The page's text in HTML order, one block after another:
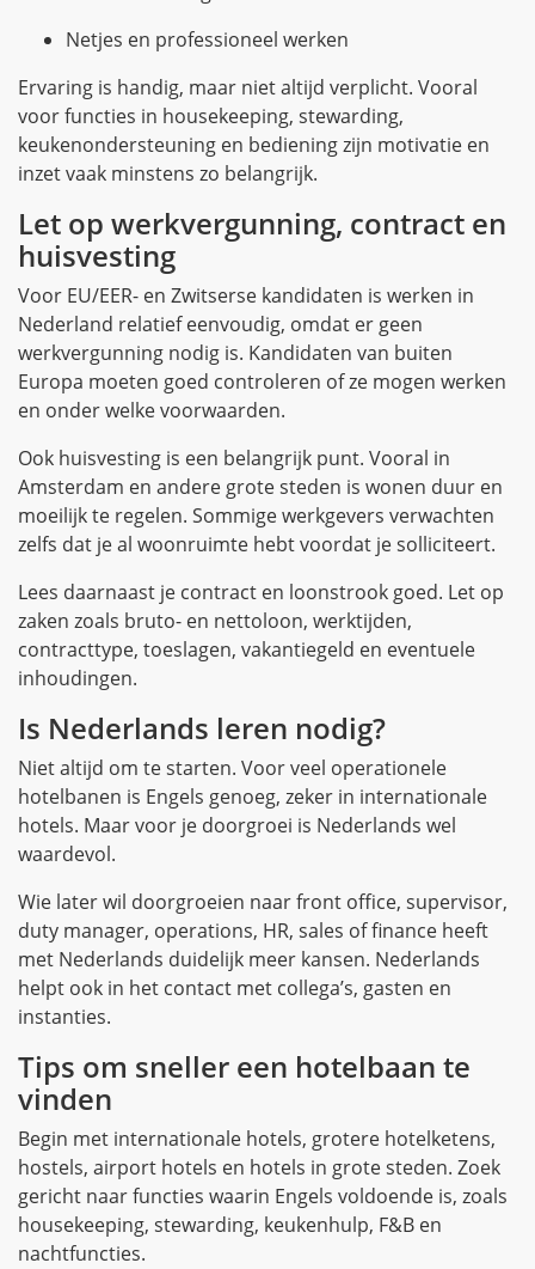
Netjes en professioneel werken
Ervaring is handig, maar niet altijd verplicht. Vooral
voor functies in housekeeping, stewarding,
keukenondersteuning en bediening zijn motivatie en
inzet vaak minstens zo belangrijk.
Let op werkvergunning, contract en
huisvesting
Voor EU/EER- en Zwitserse kandidaten is werken in
Nederland relatief eenvoudig, omdat er geen
werkvergunning nodig is. Kandidaten van buiten
Europa moeten goed controleren of ze mogen werken
en onder welke voorwaarden.
Ook huisvesting is een belangrijk punt. Vooral in
Amsterdam en andere grote steden is wonen duur en
moeilijk te regelen. Sommige werkgevers verwachten
zelfs dat je al woonruimte hebt voordat je solliciteert.
Lees daarnaast je contract en loonstrook goed. Let op
zaken zoals bruto- en nettoloon, werktijden,
contracttype, toeslagen, vakantiegeld en eventuele
inhoudingen.
Is Nederlands leren nodig?
Niet altijd om te starten. Voor veel operationele
hotelbanen is Engels genoeg, zeker in internationale
hotels. Maar voor je doorgroei is Nederlands wel
waardevol.
Wie later wil doorgroeien naar front office, supervisor,
duty manager, operations, HR, sales of finance heeft
met Nederlands duidelijk meer kansen. Nederlands
helpt ook in het contact met collega’s, gasten en
instanties.
Tips om sneller een hotelbaan te
vinden
Begin met internationale hotels, grotere hotelketens,
hostels, airport hotels en hotels in grote steden. Zoek
gericht naar functies waarin Engels voldoende is, zoals
housekeeping, stewarding, keukenhulp, F&B en
nachtfuncties.